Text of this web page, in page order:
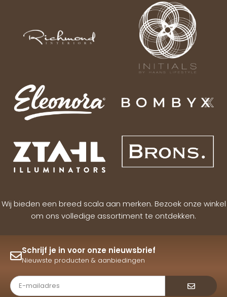
Wij bieden een breed scala aan merken. Bezoek onze winkel
om ons volledige assortiment te ontdekken.
Schrijf je in voor onze nieuwsbrief
Nieuwste producten & aanbiedingen